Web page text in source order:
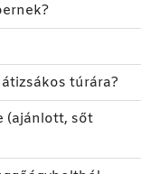
túrára?
(ajánlott, sőt